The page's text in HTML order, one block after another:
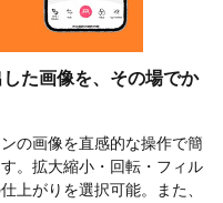
た画像を、その場でか
の画像を直感的な操作で簡
。拡大縮小・回転・フィル
上がりを選択可能。また、